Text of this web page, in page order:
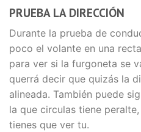
PRUEBA LA DIRECCIÓN
Durante la prueba de
poco el volante en una
para ver si la furgoneta se
querrá decir que quizás la
alineada. También puede
la que circulas tiene
tienes que ver tu.